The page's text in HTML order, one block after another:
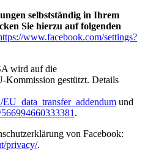
selbstständig in Ihrem
Sie hierzu auf folgenden
www.facebook.com/settings?
wird auf die
Kommission gestützt. Details
und
.
von Facebook:
privacy/.